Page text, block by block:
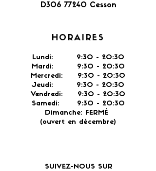
D306 77240 Cesson​
HORAIRES
Lundi: 9:30 - 20:30
Mardi: 9:30 - 20:30
Mercredi: 9:30 - 20:30
Jeudi: 9:30 - 20:30
Vendredi: 9:30 - 20:30
Samedi: 9:30 - 20:30
Dimanche: FERMÉ
(ouvert en décembre)
SUIVEZ-NOUS SUR